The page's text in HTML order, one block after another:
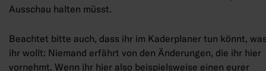
Ausschau halten müsst.
Beachtet bitte auch, dass ihr im Kaderplaner tun könnt,
ihr wollt: Niemand erfährt von den Änderungen, die ihr hier
vornehmt. Wenn ihr hier also beispielsweise einen eurer